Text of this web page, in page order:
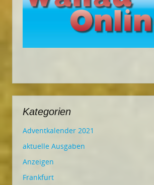
Kategorien
Adventkalender 2021
aktuelle Ausgaben
Anzeigen
Frankfurt